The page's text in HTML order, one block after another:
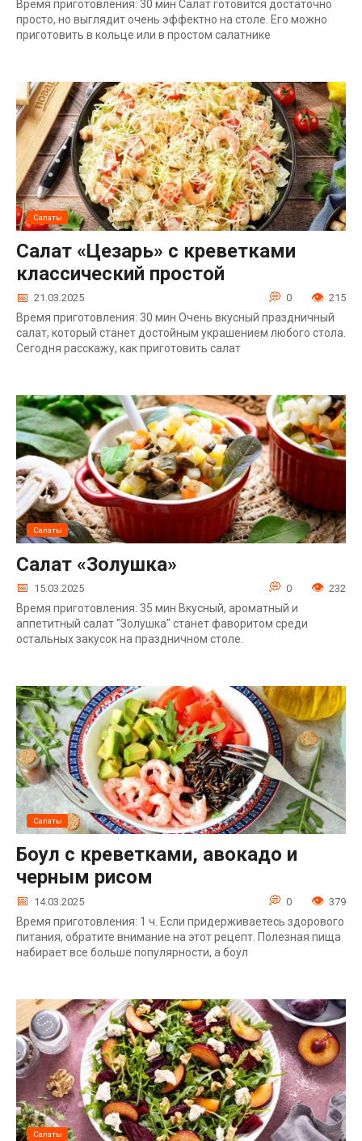
Время приготовления: 30 мин Салат готовится достаточно
просто, но выглядит очень эффектно на столе. Его можно
приготовить в кольце или в простом салатнике
Салаты
Салат «Цезарь» с креветками
классический простой
21.03.2025 0 215
Время приготовления: 30 мин Очень вкусный праздничный
салат, который станет достойным украшением любого стола.
Сегодня расскажу, как приготовить салат
Салаты
Салат «Золушка»
15.03.2025 0 232
Время приготовления: 35 мин Вкусный, ароматный и
аппетитный салат "Золушка" станет фаворитом среди
остальных закусок на праздничном столе.
Салаты
Боул с креветками, авокадо и
черным рисом
14.03.2025 0 379
Время приготовления: 1 ч. Если придерживаетесь здорового
питания, обратите внимание на этот рецепт. Полезная пища
набирает все больше популярности, а боул
Салаты